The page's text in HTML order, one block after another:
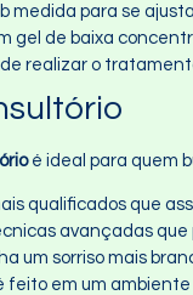
medida para se
gel de baixa
realizar o
é ideal para quem
qualificados que
avançadas que
um sorriso mais
feito em um